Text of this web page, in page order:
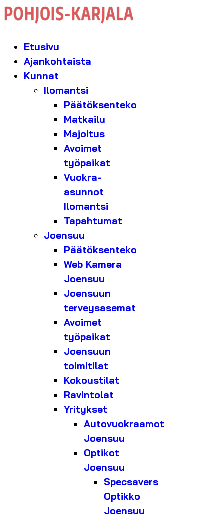
Etusivu
Ajankohtaista
Kunnat
Ilomantsi
Päätöksenteko
Matkailu
Majoitus
Avoimet
työpaikat
Vuokra-
asunnot
Ilomantsi
Tapahtumat
Joensuu
Päätöksenteko
Web Kamera
Joensuu
Joensuun
terveysasemat
Avoimet
työpaikat
Joensuun
toimitilat
Kokoustilat
Ravintolat
Yritykset
Autovuokraamot
Joensuu
Optikot
Joensuu
Specsavers
Optikko
Joensuu